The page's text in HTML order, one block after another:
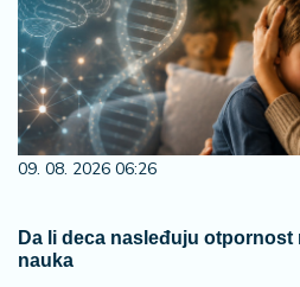
09. 08. 2026 06:26
Da li deca nasleđuju otpornost
nauka